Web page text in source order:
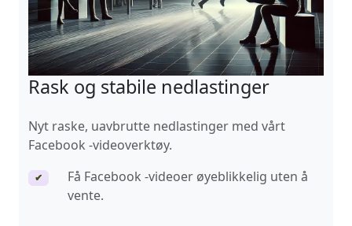
Rask og stabile nedlastinger
Nyt raske, uavbrutte nedlastinger med vårt
Facebook -videoverktøy.
✔
Få Facebook -videoer øyeblikkelig uten å
vente.